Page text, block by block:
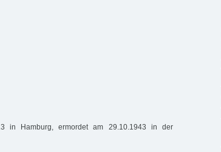
in Hamburg, ermordet am 29.10.1943 in der